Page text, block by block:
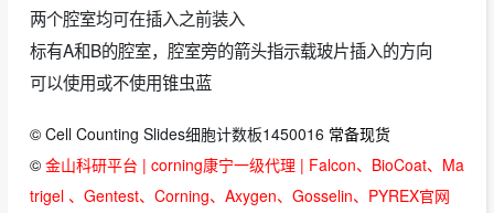
两个腔室均可在插入之前装入
标有A和B的腔室，腔室旁的箭头指示载玻片插入的方向
可以使用或不使用锥虫蓝
© Cell Counting Slides细胞计数板1450016 常备现货
© 金山科研平台 | corning康宁一级代理 | Falcon、BioCoat、Ma
trigel 、Gentest、Corning、Axygen、Gosselin、PYREX官网